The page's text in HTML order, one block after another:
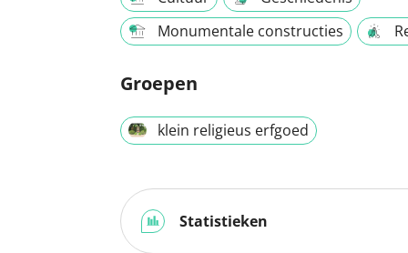
Monumentale constructies
Groepen
klein religieus erfgoed
Statistieken